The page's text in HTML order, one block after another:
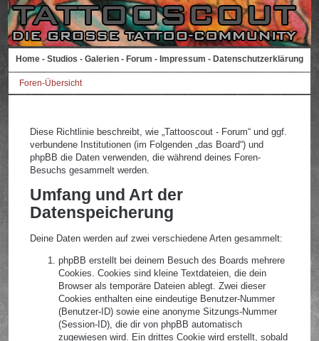
Home - Studios - Galerien - Forum - Impressum - Datenschutzerklärung
Foren-Übersicht
Diese Richtlinie beschreibt, wie „Tattooscout - Forum“ und ggf.
verbundene Institutionen (im Folgenden „das Board“) und
phpBB die Daten verwenden, die während deines Foren-
Besuchs gesammelt werden.
Umfang und Art der
Datenspeicherung
Deine Daten werden auf zwei verschiedene Arten gesammelt:
phpBB erstellt bei deinem Besuch des Boards mehrere
Cookies. Cookies sind kleine Textdateien, die dein
Browser als temporäre Dateien ablegt. Zwei dieser
Cookies enthalten eine eindeutige Benutzer-Nummer
(Benutzer-ID) sowie eine anonyme Sitzungs-Nummer
(Session-ID), die dir von phpBB automatisch
zugewiesen wird. Ein drittes Cookie wird erstellt, sobald